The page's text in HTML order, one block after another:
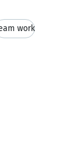
work